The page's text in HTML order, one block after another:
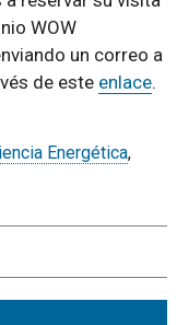
WOW
un correo a
de este enlace.
Energética,